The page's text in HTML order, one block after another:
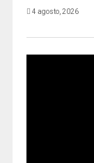
4 agosto, 2026